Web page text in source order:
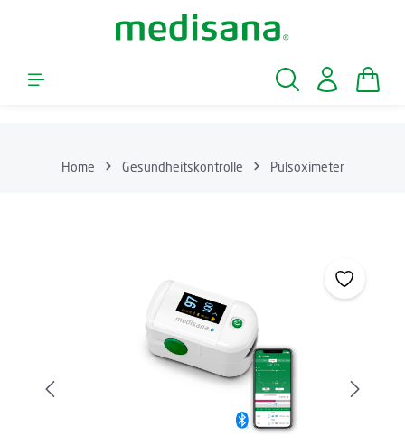
Zum Hauptinhalt springen
Home Gesundheitskontrolle Pulsoximeter